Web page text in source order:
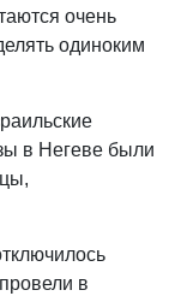
очень
одиноким
в Негеве были
в